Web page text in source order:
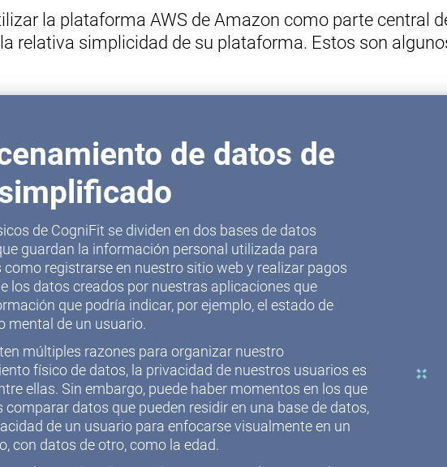
la plataforma AWS de Amazon como parte central
relativa simplicidad de su plataforma. Estos son
de datos de
de CogniFit se dividen en dos bases de datos
guardan la información personal utilizada para
como registrarse en nuestro sitio web y realizar pagos
los datos creados por nuestras aplicaciones que
que podría indicar, por ejemplo, el estado de
mental de un usuario.
múltiples razones para organizar nuestro
físico de datos, la privacidad de nuestros usuarios es
ellas. Sin embargo, puede haber momentos en los que
comparar datos que pueden residir en una base de datos,
de un usuario para enfocarse visualmente en un
con datos de otro, como la edad.